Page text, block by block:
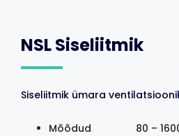
NSL Siseliitmik
Siseliitmik ümara
Mõõdud 80 – 1600